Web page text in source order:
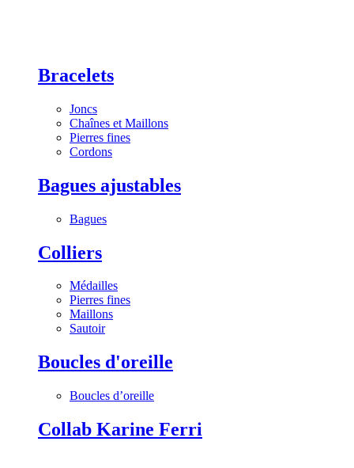
Bracelets
Joncs
Chaînes et Maillons
Pierres fines
Cordons
Bagues ajustables
Bagues
Colliers
Médailles
Pierres fines
Maillons
Sautoir
Boucles d'oreille
Boucles d’oreille
Collab Karine Ferri